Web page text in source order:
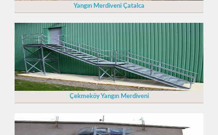
Yangın Merdiveni Çatalca
Çekmeköy Yangın Merdiveni